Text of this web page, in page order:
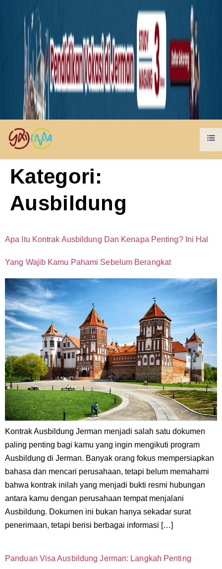
Kategori:
Ausbildung
Apa Itu Kontrak Ausbildung Dan Kenapa Penting? Ini Hal
Yang Wajib Kamu Pahami Sebelum Berangkat
Kontrak Ausbildung Jerman menjadi salah satu dokumen
paling penting bagi kamu yang ingin mengikuti program
Ausbildung di Jerman. Banyak orang fokus mempersiapkan
bahasa dan mencari perusahaan, tetapi belum memahami
bahwa kontrak inilah yang menjadi bukti resmi hubungan
antara kamu dengan perusahaan tempat menjalani
Ausbildung. Dokumen ini bukan hanya sekadar surat
penerimaan, tetapi berisi berbagai informasi […]
Panduan Visa Ausbildung Jerman: Langkah Penting